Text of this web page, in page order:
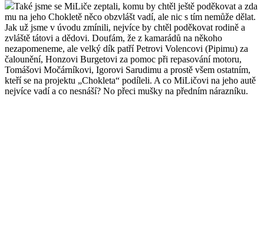
Také jsme se MiLiče zeptali, komu by chtěl ještě poděkovat a zda
mu na jeho Chokletě něco obzvlášt vadí, ale nic s tím nemůže dělat.
Jak už jsme v úvodu zmínili, nejvíce by chtěl poděkovat rodině a
zvláště tátovi a dědovi. Doufám, že z kamarádů na někoho
nezapomeneme, ale velký dík patří Petrovi Volencovi (Pipimu) za
čalounění, Honzovi Burgetovi za pomoc při repasování motoru,
Tomášovi Močárníkovi, Igorovi Sarudimu a prostě všem ostatním,
kteří se na projektu „Chokleta“ podíleli. A co MiLičovi na jeho autě
nejvíce vadí a co nesnáší? No přeci mušky na předním nárazníku.